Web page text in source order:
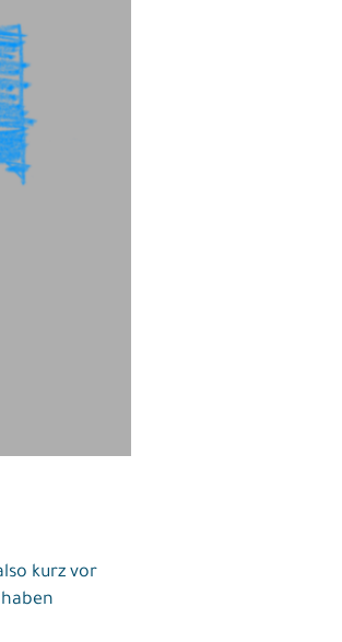
kurz vor